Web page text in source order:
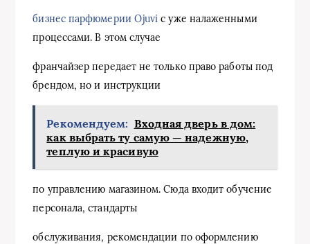
бизнес парфюмерии Ojuvi с уже налаженными
процессами. В этом случае
франчайзер передает не только право работы под
брендом, но и инструкции
Рекомендуем: Входная дверь в дом:
как выбрать ту самую — надежную,
теплую и красивую
по управлению магазином. Сюда входит обучение
персонала, стандарты
обслуживания, рекомендации по оформлению